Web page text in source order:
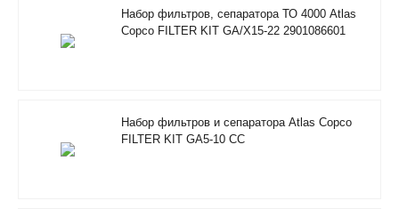
Набор фильтров, сепаратора ТО 4000 Atlas
Copco FILTER KIT GA/X15-22 2901086601
Набор фильтров и сепаратора Atlas Copco
FILTER KIT GA5-10 CC